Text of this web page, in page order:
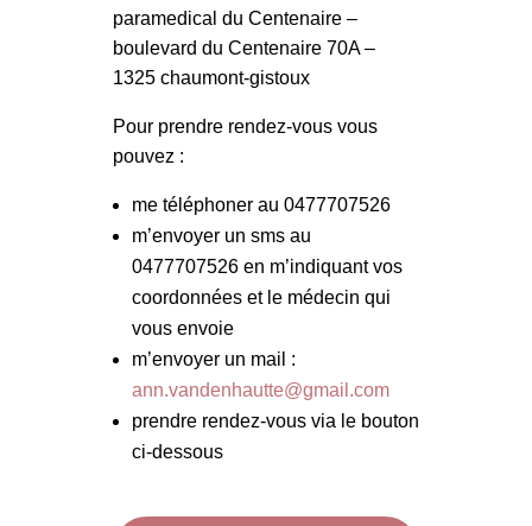
paramedical du Centenaire –
boulevard du Centenaire 70A –
1325 chaumont-gistoux
Pour prendre rendez-vous vous
pouvez :
me téléphoner au 0477707526
m’envoyer un sms au
0477707526 en m’indiquant vos
coordonnées et le médecin qui
vous envoie
m’envoyer un mail :
ann.vandenhautte@gmail.com
prendre rendez-vous via le bouton
ci-dessous